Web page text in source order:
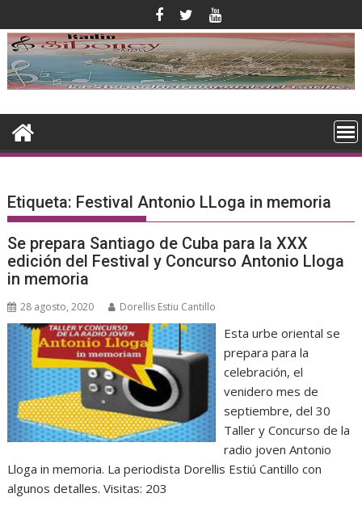
al
contenido
Etiqueta: Festival Antonio LLoga in memoria
Se prepara Santiago de Cuba para la XXX
edición del Festival y Concurso Antonio Lloga
in memoria
28 agosto, 2020 Dorellis Estiu Cantillo
Esta urbe oriental se
prepara para la
celebración, el
venidero mes de
septiembre, del 30
Taller y Concurso de la
radio joven Antonio
Lloga in memoria. La periodista Dorellis Estiú Cantillo con
algunos detalles. Visitas: 203